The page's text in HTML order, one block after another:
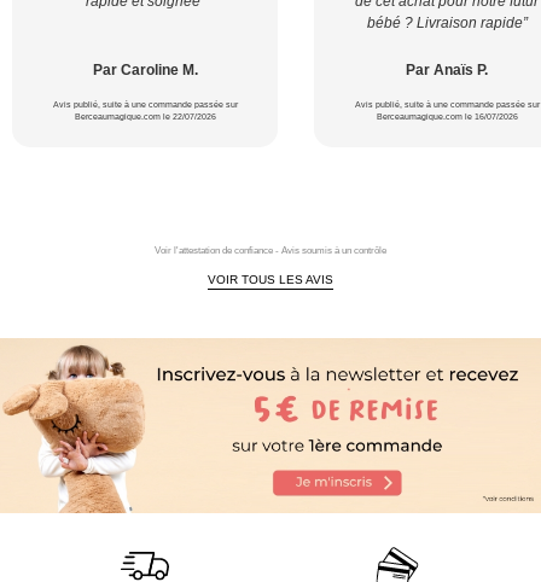
Par Caroline M.
Avis publié, suite à une commande passée sur
Berceaumagique.com le 22/07/2026
bébé ? Livraison rapide”
Par Anaïs P.
Avis publié, suite à une commande passée sur
Berceaumagique.com le 16/07/2026
Voir l'attestation de confiance - Avis soumis à un contrôle
VOIR TOUS LES AVIS